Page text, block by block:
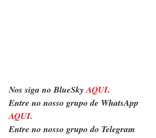
Nos siga no BlueSky AQUI.
Entre no nosso grupo de WhatsApp
AQUI.
Entre no nosso grupo do Telegram